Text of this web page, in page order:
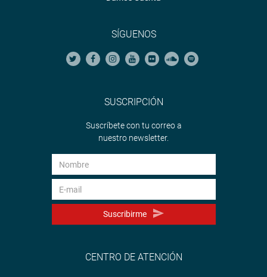
SÍGUENOS
SUSCRIPCIÓN
Suscríbete con tu correo a
nuestro newsletter.
Suscribirme
CENTRO DE ATENCIÓN